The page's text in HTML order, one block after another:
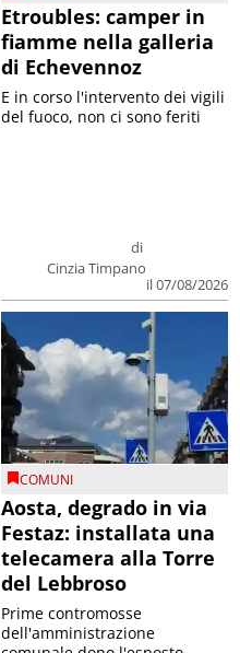
Etroubles: camper in
fiamme nella galleria
di Echevennoz
di
Cinzia Timpano
il 07/08/2026
E in corso l'intervento dei vigili
del fuoco, non ci sono feriti
COMUNI
Aosta, degrado in via
Festaz: installata una
telecamera alla Torre
del Lebbroso
Prime contromosse
dell'amministrazione